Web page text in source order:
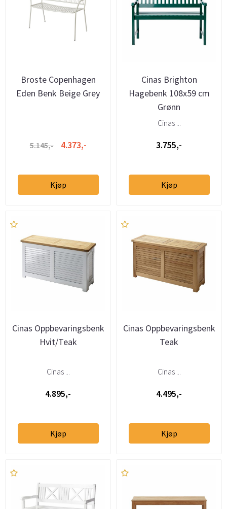
Broste Copenhagen
Eden Benk Beige Grey
5.145,- 4.373,-
Kjøp
Cinas Brighton
Hagebenk 108x59 cm
Grønn
Cinas ...
3.755,-
Kjøp
Cinas Oppbevaringsbenk
Hvit/Teak
Cinas ...
4.895,-
Kjøp
Cinas Oppbevaringsbenk
Teak
Cinas ...
4.495,-
Kjøp